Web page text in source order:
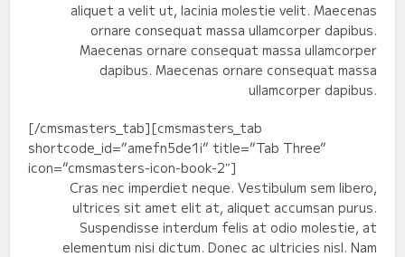
aliquet a velit ut, lacinia molestie velit. Maecenas
ornare consequat massa ullamcorper dapibus.
Maecenas ornare consequat massa ullamcorper
dapibus. Maecenas ornare consequat massa
ullamcorper dapibus.
[/cmsmasters_tab][cmsmasters_tab
shortcode_id=”amefn5de1i” title=”Tab Three”
icon=”cmsmasters-icon-book-2″]
Cras nec imperdiet neque. Vestibulum sem libero,
ultrices sit amet elit at, aliquet accumsan purus.
Suspendisse interdum felis at odio molestie, at
elementum nisi dictum. Donec ac ultricies nisl. Nam